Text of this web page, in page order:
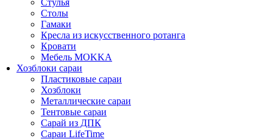
Стулья
Столы
Гамаки
Кресла из искусственного ротанга
Кровати
Мебель MOKKA
Хозблоки сараи
Пластиковые сараи
Хозблоки
Металлические сараи
Тентовые сараи
Сарай из ДПК
Cараи LifeTime